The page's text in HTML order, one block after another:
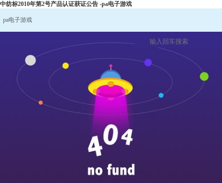
中纺标2010年第2号产品认证获证公告 -pa电子游戏
pa电子游戏